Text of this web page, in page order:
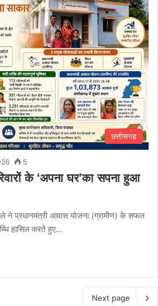
छत्तीसगढ़
5
के ‘अपना घर’का सपना हुआ
ने प्रधानमंत्री आवास योजना (ग्रामीण) के सफल
हासिल करते हुए…
Next page